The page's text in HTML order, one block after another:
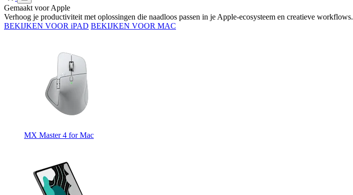
Gemaakt voor Apple
Verhoog je productiviteit met oplossingen die naadloos passen in je Apple-ecosysteem en creatieve workflows.
BEKIJKEN VOOR iPAD BEKIJKEN VOOR MAC
MX Master 4 for Mac